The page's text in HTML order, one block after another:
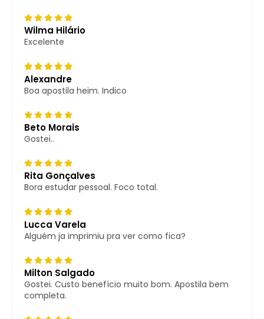
Wilma Hilário
Excelente
Alexandre
Boa apostila heim. Indico
Beto Morais
Gostei..
Rita Gonçalves
Bora estudar pessoal. Foco total.
Lucca Varela
Alguém ja imprimiu pra ver como fica?
Milton Salgado
Gostei. Custo benefício muito bom. Apostila bem
completa.